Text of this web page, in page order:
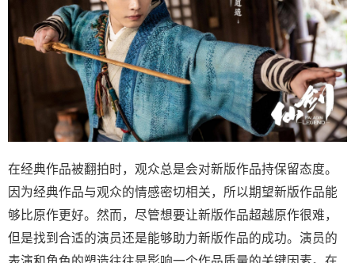
在经典作品被翻拍时，观众总是会对新版作品持保留态度。
因为经典作品与观众的情感密切相关，所以期望新版作品能
够比原作更好。然而，尽管想要让新版作品超越原作很难，
但是找到合适的演员还是能够助力新版作品的成功。演员的